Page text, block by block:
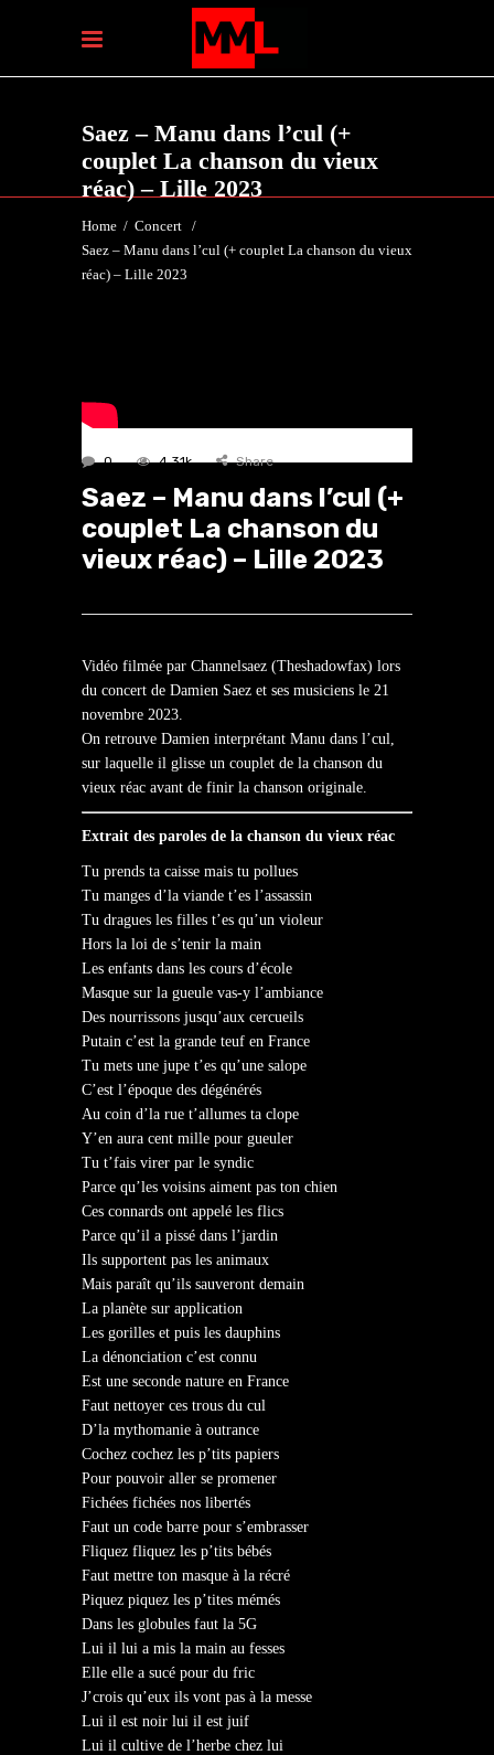
Saez – Manu dans l’cul (+
couplet La chanson du vieux
réac) – Lille 2023
Home / Concert /
Saez – Manu dans l’cul (+ couplet La chanson du vieux
réac) – Lille 2023
0 4.31k Share
Saez – Manu dans l’cul (+
couplet La chanson du
vieux réac) – Lille 2023
Vidéo filmée par Channelsaez (Theshadowfax) lors
du concert de Damien Saez et ses musiciens le 21
novembre 2023.
On retrouve Damien interprétant Manu dans l’cul,
sur laquelle il glisse un couplet de la chanson du
vieux réac avant de finir la chanson originale.
Extrait des paroles de la chanson du vieux réac
Tu prends ta caisse mais tu pollues
Tu manges d’la viande t’es l’assassin
Tu dragues les filles t’es qu’un violeur
Hors la loi de s’tenir la main
Les enfants dans les cours d’école
Masque sur la gueule vas-y l’ambiance
Des nourrissons jusqu’aux cercueils
Putain c’est la grande teuf en France
Tu mets une jupe t’es qu’une salope
C’est l’époque des dégénérés
Au coin d’la rue t’allumes ta clope
Y’en aura cent mille pour gueuler
Tu t’fais virer par le syndic
Parce qu’les voisins aiment pas ton chien
Ces connards ont appelé les flics
Parce qu’il a pissé dans l’jardin
Ils supportent pas les animaux
Mais paraît qu’ils sauveront demain
La planète sur application
Les gorilles et puis les dauphins
La dénonciation c’est connu
Est une seconde nature en France
Faut nettoyer ces trous du cul
D’la mythomanie à outrance
Cochez cochez les p’tits papiers
Pour pouvoir aller se promener
Fichées fichées nos libertés
Faut un code barre pour s’embrasser
Fliquez fliquez les p’tits bébés
Faut mettre ton masque à la récré
Piquez piquez les p’tites mémés
Dans les globules faut la 5G
Lui il lui a mis la main au fesses
Elle elle a sucé pour du fric
J’crois qu’eux ils vont pas à la messe
Lui il est noir lui il est juif
Lui il cultive de l’herbe chez lui